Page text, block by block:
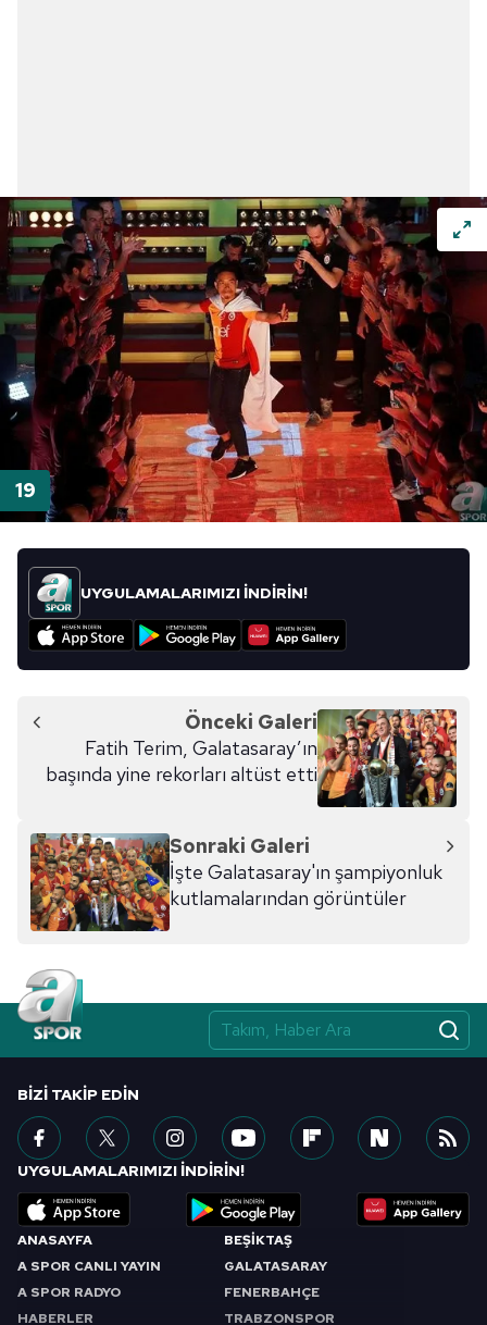
UYGULAMALARIMIZI İNDİRİN!
Önceki Galeri
Fatih Terim, Galatasaray’ın
başında yine rekorları altüst etti
Sonraki Galeri
İşte Galatasaray'ın şampiyonluk
kutlamalarından görüntüler
ANASAYFA
A SPOR CANLI YAYIN
A SPOR RADYO
HABERLER
BEŞİKTAŞ
GALATASARAY
FENERBAHÇE
TRABZONSPOR
BIZI TAKIP EDIN
UYGULAMALARIMIZI İNDİRİN!